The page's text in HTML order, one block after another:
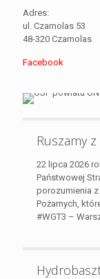
Adres:
ul. Czarnolas 53
48-320 Czarnolas
Facebook
Ruszamy
22 lipca 2026
Państwowej
porozumienia
Pożarnych,
#WGT3 –